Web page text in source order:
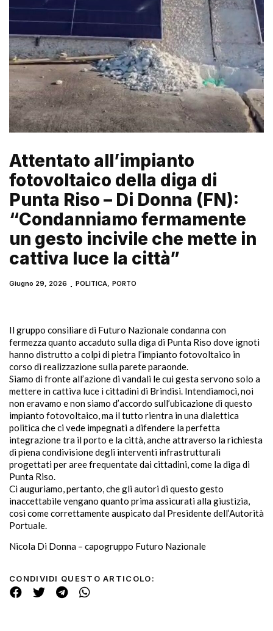
Attentato all’impianto
fotovoltaico della diga di
Punta Riso – Di Donna (FN):
“Condanniamo fermamente
un gesto incivile che mette in
cattiva luce la città”
Giugno 29, 2026 POLITICA,PORTO
Il gruppo consiliare di Futuro Nazionale condanna con
fermezza quanto accaduto sulla diga di Punta Riso dove ignoti
hanno distrutto a colpi di pietra l’impianto fotovoltaico in
corso di realizzazione sulla parete paraonde.
Siamo di fronte all’azione di vandali le cui gesta servono solo a
mettere in cattiva luce i cittadini di Brindisi. Intendiamoci, noi
non eravamo e non siamo d’accordo sull’ubicazione di questo
impianto fotovoltaico, ma il tutto rientra in una dialettica
politica che ci vede impegnati a difendere la perfetta
integrazione tra il porto e la città, anche attraverso la richiesta
di piena condivisione degli interventi infrastrutturali
progettati per aree frequentate dai cittadini, come la diga di
Punta Riso.
Ci auguriamo, pertanto, che gli autori di questo gesto
inaccettabile vengano quanto prima assicurati alla giustizia,
così come correttamente auspicato dal Presidente dell’Autorità
Portuale.
Nicola Di Donna – capogruppo Futuro Nazionale
CONDIVIDI QUESTO ARTICOLO: